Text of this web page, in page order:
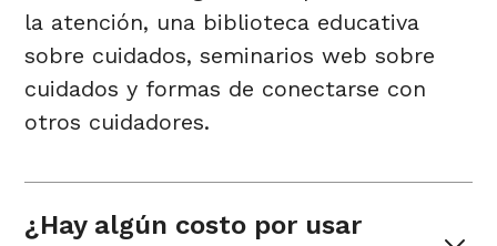
la atención, una biblioteca educativa
sobre cuidados, seminarios web sobre
cuidados y formas de conectarse con
otros cuidadores.
¿Hay algún costo por usar